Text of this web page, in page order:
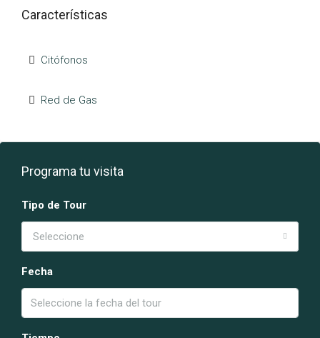
Características
Citófonos
Red de Gas
Programa tu visita
Tipo de Tour
Seleccione
Fecha